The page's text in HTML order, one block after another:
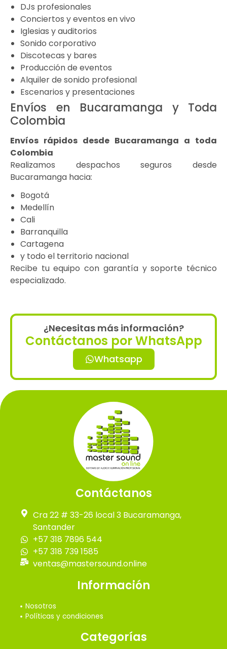
DJs profesionales
Conciertos y eventos en vivo
Iglesias y auditorios
Sonido corporativo
Discotecas y bares
Producción de eventos
Alquiler de sonido profesional
Escenarios y presentaciones
Envíos en Bucaramanga y Toda
Colombia
Envíos rápidos desde Bucaramanga a toda
Colombia
Realizamos despachos seguros desde
Bucaramanga hacia:
Bogotá
Medellín
Cali
Barranquilla
Cartagena
y todo el territorio nacional
Recibe tu equipo con garantía y soporte técnico
especializado.
¿Necesitas más información?
Contáctanos por WhatsApp
Whatsapp
Contáctanos
Cra 22 # 33-26 local 3 Bucaramanga,
Santander
+57 318 7896 544
+57 318 739 1585
ventas@mastersound.online
Información
Nosotros
Políticas y condiciones
Categorías